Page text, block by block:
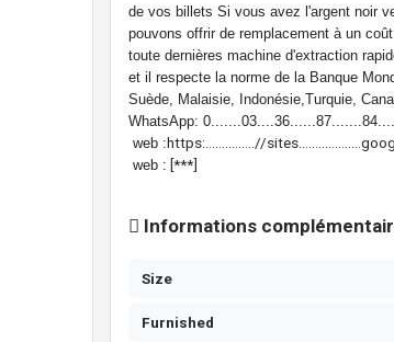
de vos billets Si vous avez l'argent noir
pouvons offrir de remplacement à un
toute dernières machine d'extraction
et il respecte la norme de la Banque
Suède, Malaisie, Indonésie,Turquie,
WhatsApp:
web :https:...............//
web : [***]
Informations
Size
Furnished